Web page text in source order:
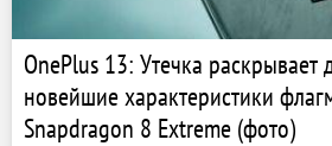
OnePlus 13: Утечка раскрывает
новейшие характеристики
Snapdragon 8 Extreme (фото)